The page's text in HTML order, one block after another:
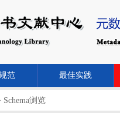
范 最佳实践
Schema浏览